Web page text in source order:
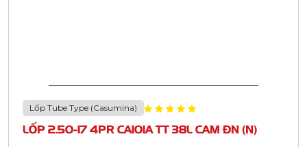
Lốp Tube Type (Casumina)
LỐP 2.50-17 4PR CA101A TT 38L CAM ĐN (N)